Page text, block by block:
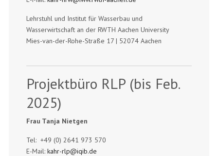
Lehrstuhl und Institut für Wasserbau und
Wasserwirtschaft an der RWTH Aachen University
Mies-van-der-Rohe-Straße 17 | 52074 Aachen
Projektbüro RLP (bis Feb.
2025)
Frau Tanja Nietgen
Tel: +49 (0) 2641 973 570
E-Mail:kahr-rlp@iqib.de